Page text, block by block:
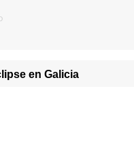
en Galicia